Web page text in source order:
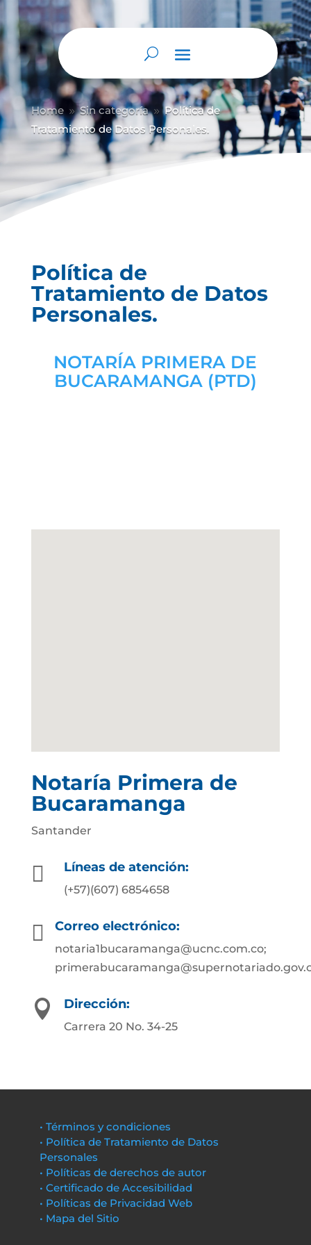
Home 9 Sin categoría 9 Política de
Tratamiento de Datos Personales.
Política de
Tratamiento de Datos
Personales.
NOTARÍA PRIMERA DE
BUCARAMANGA (PTD)
Notaría Primera de
Bucaramanga
Santander
 Líneas de atención:
(+57)(607) 6854658
 Correo electrónico:
notaria1bucaramanga@ucnc.com.co;
 Dirección:
Carrera 20 No. 34-25
• Términos y condiciones
• Política de Tratamiento de Datos
Personales
• Políticas de derechos de autor
• Certificado de Accesibilidad
• Políticas de Privacidad Web
• Mapa del Sitio